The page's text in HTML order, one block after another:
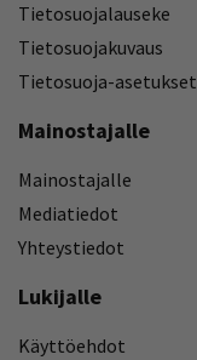
Tietosuojalauseke
Tietosuojakuvaus
Tietosuoja-asetukset
Mainostajalle
Mainostajalle
Mediatiedot
Yhteystiedot
Lukijalle
Käyttöehdot